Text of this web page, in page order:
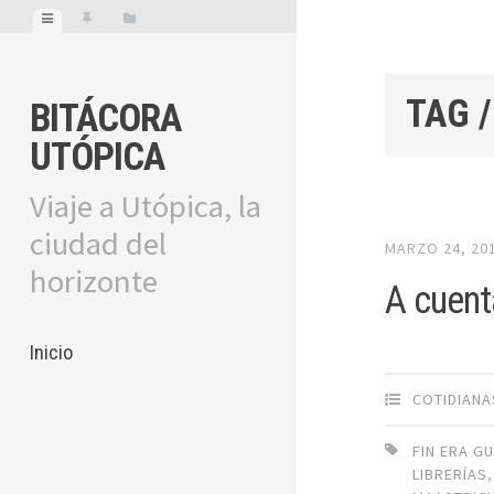
BITÁCORA
UTÓPICA
Viaje a Utópica, la
ciudad del
horizonte
Inicio
TAG
MARZO 24,
A
FIN ERA
LIBRERÍAS,